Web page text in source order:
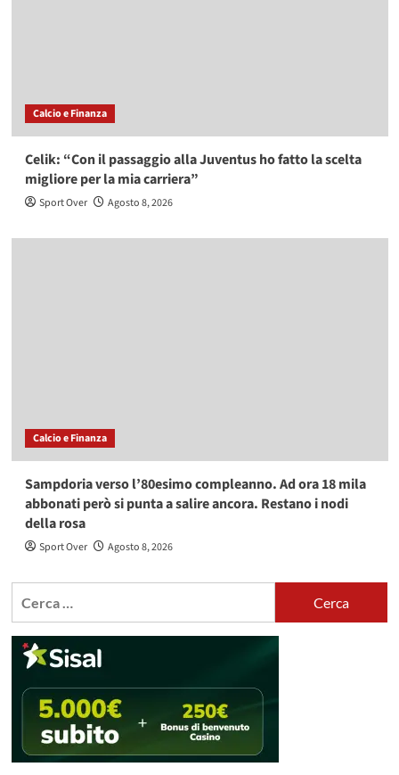
Calcio e Finanza
Celik: “Con il passaggio alla Juventus ho fatto la scelta
migliore per la mia carriera”
Sport Over Agosto 8, 2026
Calcio e Finanza
Sampdoria verso l’80esimo compleanno. Ad ora 18 mila
abbonati però si punta a salire ancora. Restano i nodi
della rosa
Sport Over Agosto 8, 2026